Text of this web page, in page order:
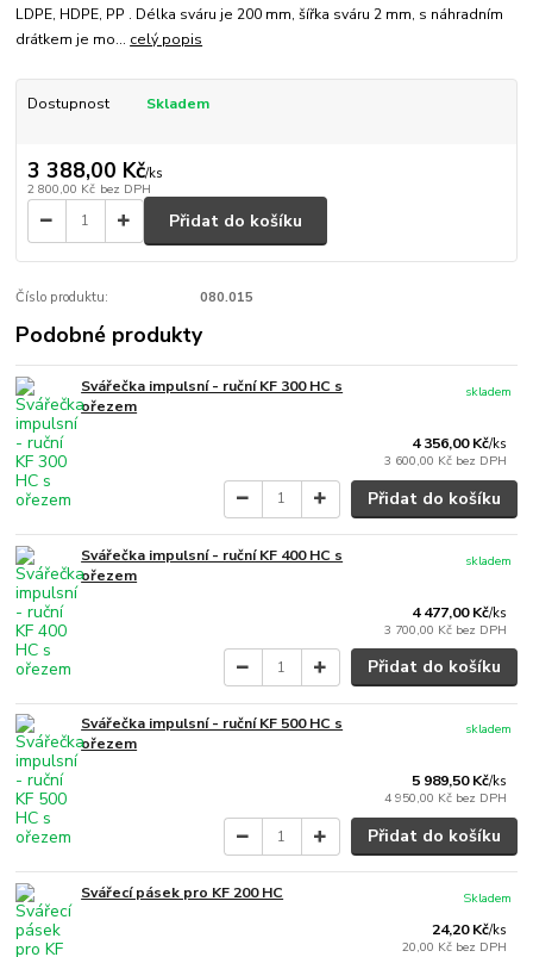
LDPE, HDPE, PP . Délka sváru je 200 mm, šířka sváru 2 mm, s náhradním
drátkem je mo... celý popis
Dostupnost Skladem
3 388,00 Kč/ks
2 800,00 Kč bez DPH
Přidat do košíku
Číslo produktu: 080.015
Podobné produkty
Svářečka impulsní - ruční KF 300 HC s
ořezem
4 356,00 Kč/ks
3 600,00 Kč bez DPH
skladem
Přidat do košíku
Svářečka impulsní - ruční KF 400 HC s
ořezem
4 477,00 Kč/ks
3 700,00 Kč bez DPH
skladem
Přidat do košíku
Svářečka impulsní - ruční KF 500 HC s
ořezem
5 989,50 Kč/ks
4 950,00 Kč bez DPH
skladem
Přidat do košíku
Svářecí pásek pro KF 200 HC
24,20 Kč/ks
20,00 Kč bez DPH
Skladem